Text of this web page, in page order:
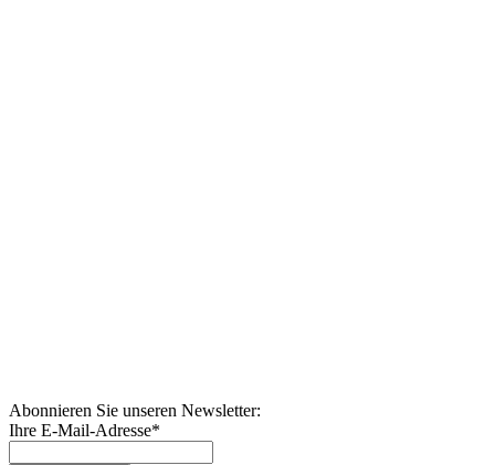
Abonnieren Sie unseren Newsletter:
Ihre E-Mail-Adresse*